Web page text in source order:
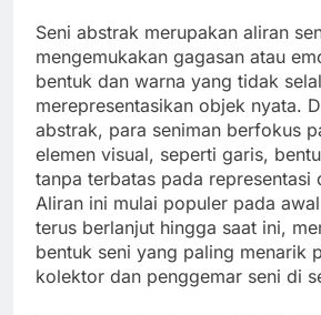
Seni abstrak merupakan aliran
mengemukakan gagasan atau
bentuk dan warna yang tidak
merepresentasikan objek nyata.
abstrak, para seniman berfokus
elemen visual, seperti garis,
tanpa terbatas pada representasi
Aliran ini mulai populer pada
terus berlanjut hingga saat ini,
bentuk seni yang paling menarik
kolektor dan penggemar seni di